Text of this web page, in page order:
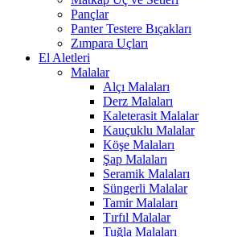
Pançlar
Panter Testere Bıçakları
Zımpara Uçları
El Aletleri
Malalar
Alçı Malaları
Derz Malaları
Kaleterasit Malalar
Kauçuklu Malalar
Köşe Malaları
Şap Malaları
Seramik Malaları
Süngerli Malalar
Tamir Malaları
Tırfıl Malalar
Tuğla Malaları